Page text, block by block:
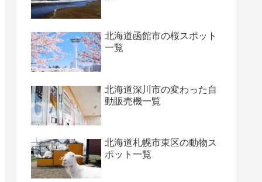
北海道函館市の桜スポット
一覧
北海道深川市の変わった自
動販売機一覧
北海道札幌市東区の動物ス
ポット一覧